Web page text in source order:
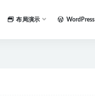
布局演示 WordPress